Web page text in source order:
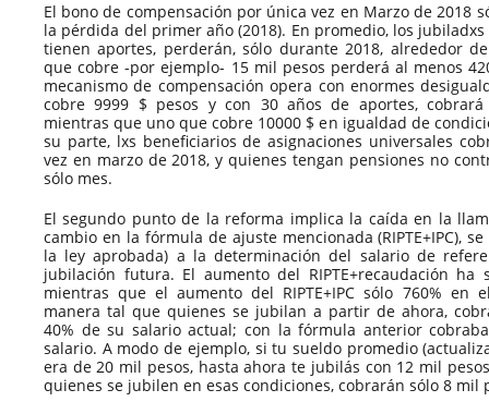
El bono de compensación por única vez en Marzo de 2018
la pérdida del primer año (2018). En promedio, los
tienen aportes, perderán, sólo durante 2018, alrededor
que cobre -por ejemplo- 15 mil pesos perderá al menos
mecanismo de compensación opera con enormes
cobre 9999 $ pesos y con 30 años de aportes, cobrará
mientras que uno que cobre 10000 $ en igualdad de
su parte, lxs beneficiarios de asignaciones universales
vez en marzo de 2018, y quienes tengan pensiones no
sólo mes.
El segundo punto de la reforma implica la caída en la
cambio en la fórmula de ajuste mencionada (RIPTE+IPC),
la ley aprobada) a la determinación del salario de
jubilación futura. El aumento del RIPTE+recaudación ha
mientras que el aumento del RIPTE+IPC sólo 760% en
manera tal que quienes se jubilan a partir de ahora,
40% de su salario actual; con la fórmula anterior
salario. A modo de ejemplo, si tu sueldo promedio
era de 20 mil pesos, hasta ahora te jubilás con 12 mil
quienes se jubilen en esas condiciones, cobrarán sólo 8 mil